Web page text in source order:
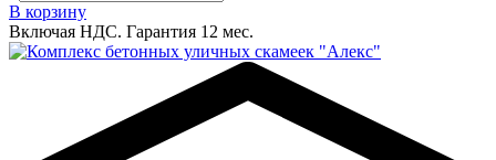
В корзину
Включая НДС. Гарантия 12 мес.